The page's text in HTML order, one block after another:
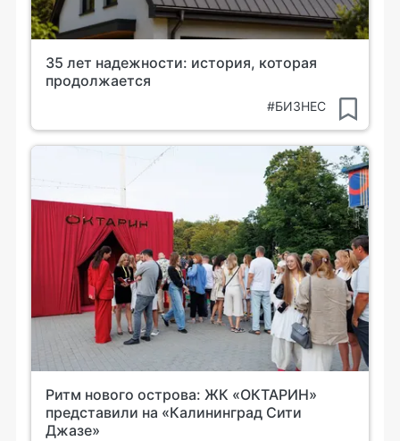
35 лет надежности: история, которая
продолжается
#БИЗНЕС
Ритм нового острова: ЖК «ОКТАРИН»
представили на «Калининград Сити
Джазе»